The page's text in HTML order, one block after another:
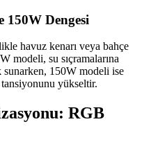
Dengesi
havuz kenarı veya bahçe
modeli, su sıçramalarına
sunarken, 150W modeli ise
tansiyonunu yükseltir.
RGB